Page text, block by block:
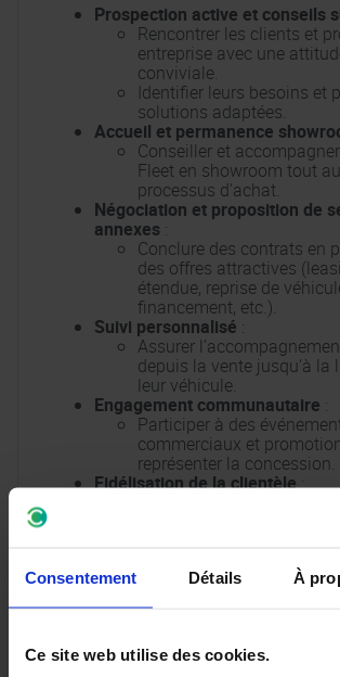
Consentement Détails À
Ce site web utilise des cookies.
Prospection active et conseils
Rencontrer les clients et
entreprise avec une
conviviale.
Identifier leurs besoins et
solutions adaptées.
Accueil et permanence
Conseiller et
Fleet en showroom tout
processus d’achat.
Négociation et proposition de
annexes :
Conclure des contrats en
des offres attractives
étendue, reprise de
financement, etc.).
Suivi personnalisé :
Assurer
depuis la vente jusqu’à la
leur véhicule.
Engagement communautaire :
Participer à des
commerciaux et
représenter la concession.
Fidélisation de la clientèle:
Mettre en place des
renforcer la relation avec
Compétences requises